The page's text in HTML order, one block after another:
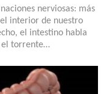
nerviosas: más
interior de nuestro
el intestino habla
el torrente…